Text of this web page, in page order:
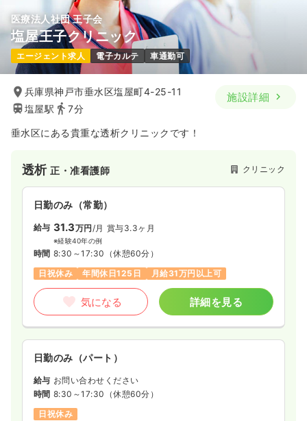
医療法人社団 王子会
塩屋王子クリニック
エージェント求人 電子カルテ 車通勤可
兵庫県神戸市垂水区塩屋町4-25-11
塩屋駅
7分
施設詳細
垂水区にある貴重な透析クリニックです！
透析正・准看護師 クリニック
日勤のみ（常勤）
給与 31.3万円 /月 賞与3.3ヶ月
※経験40年の例
時間 8:30～17:30 （休憩60分）
日祝休み
年間休日125日 月給31万円以上可
気になる 詳細を見る
日勤のみ（パート）
給与 お問い合わせください
時間 8:30～17:30 （休憩60分）
日祝休み